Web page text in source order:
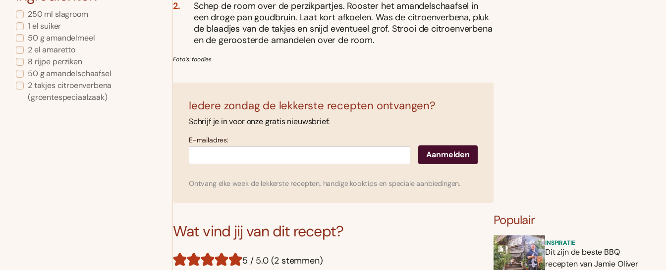
250 ml slagroom
1 el suiker
50 g amandelmeel
2 el amaretto
8 rijpe perziken
50 g amandelschaafsel
2 takjes citroenverbena
(groentespeciaalzaak)
Schep de room over de perzikpartjes. Rooster het amandelschaafsel in
een droge pan goudbruin. Laat kort afkoelen. Was de citroenverbena, pluk
de blaadjes van de takjes en snijd eventueel grof. Strooi de citroenverbena
en de geroosterde amandelen over de room.
Foto’s: foodies
Iedere zondag de lekkerste recepten ontvangen?
Schrijf je in voor onze gratis nieuwsbrief:
E-mailadres:
Ontvang elke week de lekkerste recepten, handige kooktips en speciale aanbiedingen.
Wat vind jij van dit recept?
5 / 5.0 (2 stemmen)
Populair
INSPIRATIE
Dit zijn de beste BBQ
recepten van Jamie Oliver